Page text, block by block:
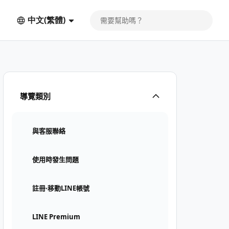
中文(繁體)
導覽類別
與客服聯絡
使用時發生問題
註冊⋅移動LINE帳號
LINE Premium